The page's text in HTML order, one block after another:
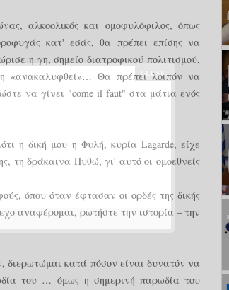
αλκοολικός και ομοφυλόφιλος, όπως
κατ' εσάς, θα πρέπει επίσης να
η γη, σημείο διατροφικού πολιτισμού,
«ανακαλυφθεί»… Θα πρέπει λοιπόν να
να γίνει "come il faut" στα μάτια ενός
η δική μου η Φυλή, κυρία Lagarde, είχε
τη δράκαινα Πυθώ, γι' αυτό οι ομοεθνείς
όπου όταν έφτασαν οι ορδές της δικής
αναφέρομαι, ρωτήστε την ιστορία – την
κατά πόσον είναι δυνατόν να
του … όμως η σημερινή παρωδία του